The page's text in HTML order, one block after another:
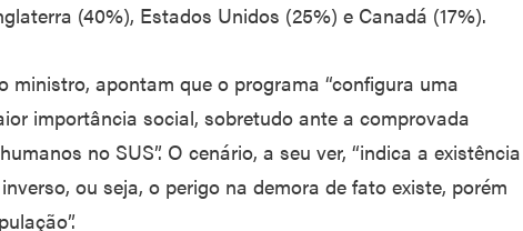
(40%), Estados Unidos (25%) e Canadá (17%).
ministro, apontam que o programa “configura uma
importância social, sobretudo ante a comprovada
no SUS”. O cenário, a seu ver, “indica a existência
ou seja, o perigo na demora de fato existe, porém